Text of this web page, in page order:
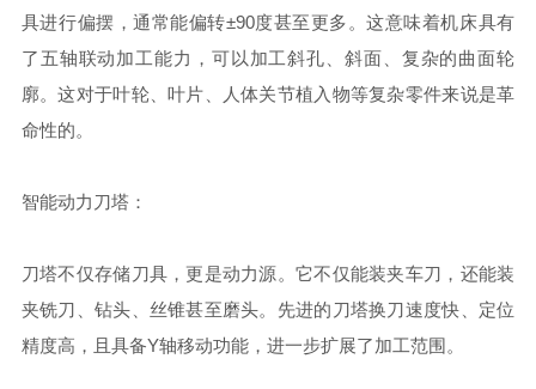
具进行偏摆，通常能偏转±90度甚至更多。这意味着机床具有
了五轴联动加工能力，可以加工斜孔、斜面、复杂的曲面轮
廓。这对于叶轮、叶片、人体关节植入物等复杂零件来说是革
命性的。
智能动力刀塔：
刀塔不仅存储刀具，更是动力源。它不仅能装夹车刀，还能装
夹铣刀、钻头、丝锥甚至磨头。先进的刀塔换刀速度快、定位
精度高，且具备Y轴移动功能，进一步扩展了加工范围。